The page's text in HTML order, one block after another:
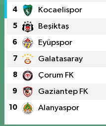
4 Kocaelispor
5 Beşiktaş
6 Eyüpspor
7 Galatasaray
8 Çorum FK
9 Gaziantep FK
10 Alanyaspor